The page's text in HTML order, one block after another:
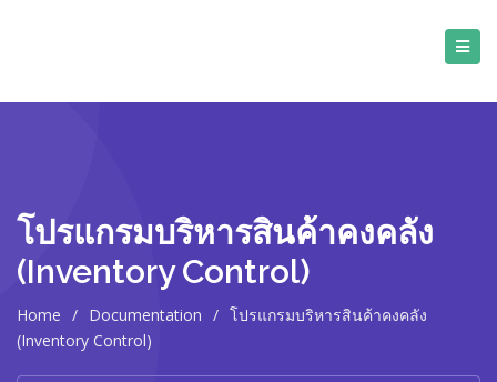
โปรแกรมบริหารสินค้าคงคลัง
(Inventory Control)
Home / Documentation / โปรแกรมบริหารสินค้าคงคลัง
(Inventory Control)